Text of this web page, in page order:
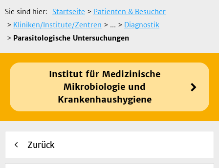
Sie sind hier: Startseite > Patienten & Besucher
> Kliniken/Institute/Zentren > ... > Diagnostik
> Parasitologische Untersuchungen
Institut für Medizinische
Mikrobiologie und
Krankenhaushygiene
Zurück